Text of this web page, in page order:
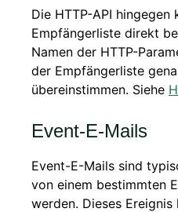
Die HTTP-API hingegen
Empfängerliste direkt
Namen der HTTP-
der Empfängerliste
übereinstimmen. Siehe
Event-E-Mails
Event-E-Mails sind
von einem bestimmten
werden. Dieses